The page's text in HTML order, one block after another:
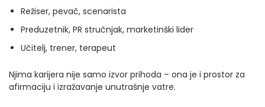
Režiser, pevač, scenarista
Preduzetnik, PR stručnjak, marketinški lider
Učitelj, trener, terapeut
Njima karijera nije samo izvor prihoda – ona je i prostor za
afirmaciju i izražavanje unutrašnje vatre.